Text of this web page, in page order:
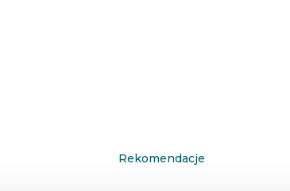
Rekomendacje